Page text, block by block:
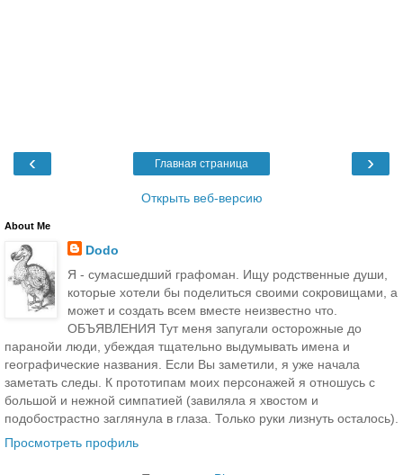
‹ ›
Главная страница
Открыть веб-версию
About Me
Dodo
Я - сумасшедший графоман. Ищу родственные души,
которые хотели бы поделиться своими сокровищами, а
может и создать всем вместе неизвестно что.
ОБЪЯВЛЕНИЯ Тут меня запугали осторожные до
паранойи люди, убеждая тщательно выдумывать имена и
географические названия. Если Вы заметили, я уже начала
заметать следы. К прототипам моих персонажей я отношусь с
большой и нежной симпатией (завиляла я хвостом и
подобострастно заглянула в глаза. Только руки лизнуть осталось).
Просмотреть профиль